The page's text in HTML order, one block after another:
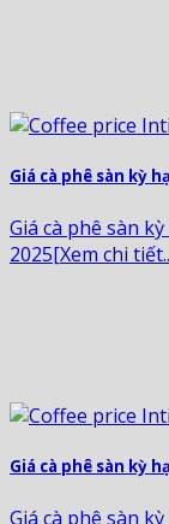
Giá cà phê sàn kỳ
Giá cà phê sàn
2025[Xem chi
Giá cà phê sàn kỳ
Giá cà phê sàn